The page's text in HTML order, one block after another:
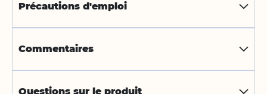
Précautions d'emploi
Commentaires
Questions sur le produit